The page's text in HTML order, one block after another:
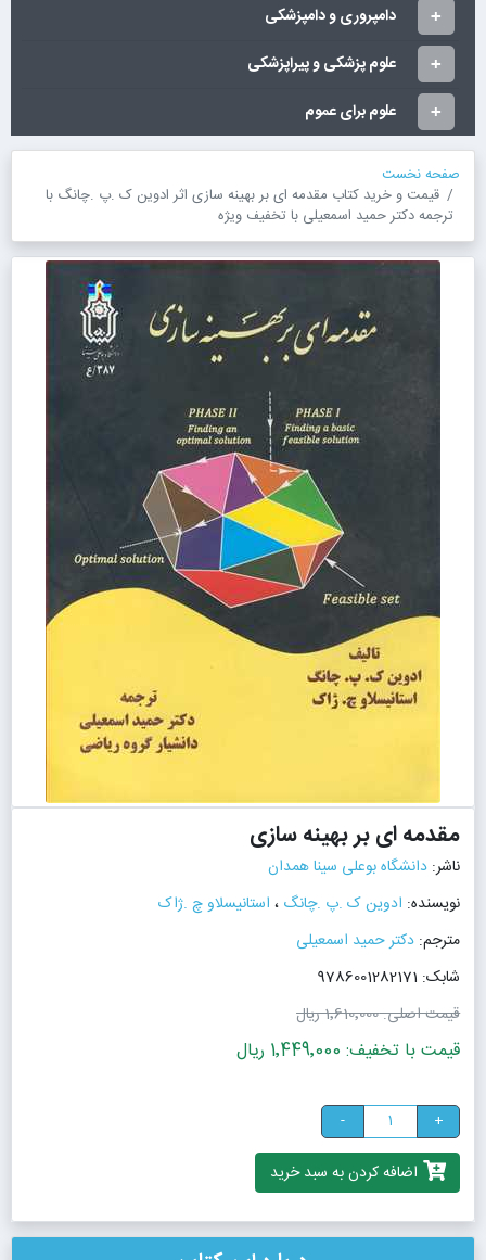
دامپروری و دامپزشکی
علوم پزشکی و پیراپزشکی
علوم برای عموم
صفحه نخست
قیمت و خرید کتاب مقدمه ای بر بهینه سازی اثر ادوین ک .پ .چانگ با
ترجمه دکتر حمید اسمعیلی با تخفیف ویژه
مقدمه ای بر بهینه سازی
ناشر: دانشگاه بوعلی سینا همدان
نویسنده: ادوین ک .پ .چانگ ، استانیسلاو چ .ژاک
مترجم: دکتر حمید اسمعیلی
شابک: 9786001282171
قیمت اصلی:1٬610٬000 ریال
قیمت با تخفیف: 1٬449٬000 ریال
+
-
اضافه کردن به سبد خرید